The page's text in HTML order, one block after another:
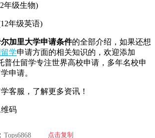
级生物)
年级英语)
加里大学申请条件的全部介绍，如果还想
学申请方面的相关知识的，欢迎添加
普仕留学专注世界高校申请，多年名校申
申请。
客服，了解更多资讯！
Tops6868 点击复制